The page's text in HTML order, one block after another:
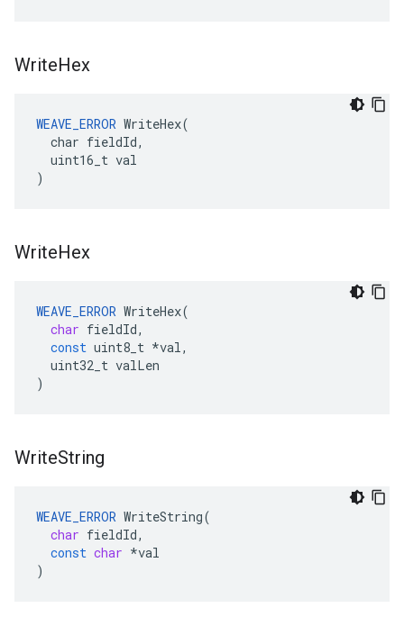
WriteHex
WEAVE_ERROR WriteHex(
  char fieldId,
  uint16_t val
)
WriteHex
WEAVE_ERROR WriteHex(
char fieldId,
const uint8_t *val,
uint32_t valLen
)
WriteString
WEAVE_ERROR WriteString(
char fieldId,
const char *val
)